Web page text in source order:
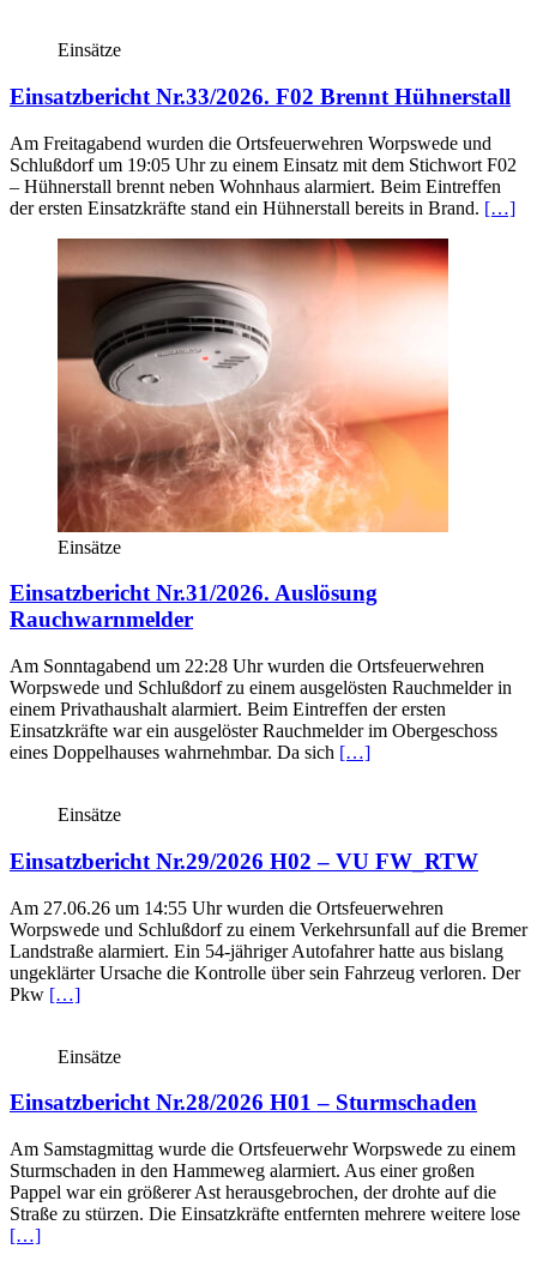
Einsätze
Einsatzbericht Nr.33/2026. F02 Brennt Hühnerstall
Am Freitagabend wurden die Ortsfeuerwehren Worpswede und
Schlußdorf um 19:05 Uhr zu einem Einsatz mit dem Stichwort F02
– Hühnerstall brennt neben Wohnhaus alarmiert. Beim Eintreffen
der ersten Einsatzkräfte stand ein Hühnerstall bereits in Brand. […]
Einsätze
Einsatzbericht Nr.31/2026. Auslösung
Rauchwarnmelder
Am Sonntagabend um 22:28 Uhr wurden die Ortsfeuerwehren
Worpswede und Schlußdorf zu einem ausgelösten Rauchmelder in
einem Privathaushalt alarmiert. Beim Eintreffen der ersten
Einsatzkräfte war ein ausgelöster Rauchmelder im Obergeschoss
eines Doppelhauses wahrnehmbar. Da sich […]
Einsätze
Einsatzbericht Nr.29/2026 H02 – VU FW_RTW
Am 27.06.26 um 14:55 Uhr wurden die Ortsfeuerwehren
Worpswede und Schlußdorf zu einem Verkehrsunfall auf die Bremer
Landstraße alarmiert. Ein 54‑jähriger Autofahrer hatte aus bislang
ungeklärter Ursache die Kontrolle über sein Fahrzeug verloren. Der
Pkw […]
Einsätze
Einsatzbericht Nr.28/2026 H01 – Sturmschaden
Am Samstagmittag wurde die Ortsfeuerwehr Worpswede zu einem
Sturmschaden in den Hammeweg alarmiert. Aus einer großen
Pappel war ein größerer Ast herausgebrochen, der drohte auf die
Straße zu stürzen. Die Einsatzkräfte entfernten mehrere weitere lose
[…]